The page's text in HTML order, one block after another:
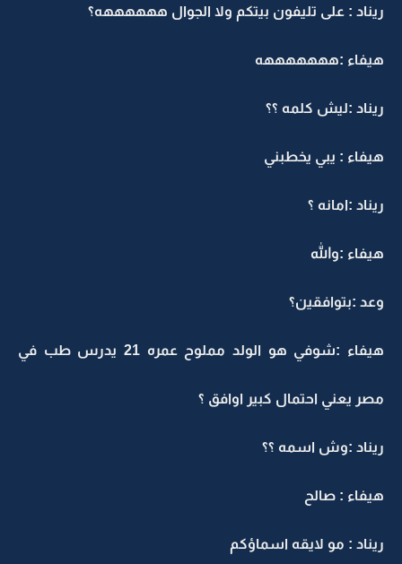
ريناد : على تليفون بيتكم ولا الجوال ههههههه؟
هيفاء :هههههههه
ريناد :ليش كلمه ؟؟
هيفاء : يبي يخطبني
ريناد :امانه ؟
هيفاء :والله
وعد :بتوافقين؟
هيفاء :شوفي هو الولد مملوح عمره 21 يدرس طب في
مصر يعني احتمال كبير اوافق ؟
ريناد :وش اسمه ؟؟
هيفاء : صالح
ريناد : مو لايقه اسماؤكم